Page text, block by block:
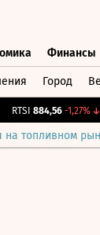
Финансы
Город
RTSI 884,56 -1,27%↓
на топливном